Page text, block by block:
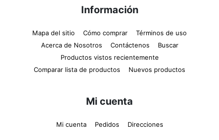
Información
Mapa del sitio Cómo comprar
Términos de uso
Acerca de Nosotros
Contáctenos
Buscar
Productos vistos recientemente
Comparar lista de productos
Nuevos productos
Mi cuenta
Mi cuenta Pedidos Direcciones